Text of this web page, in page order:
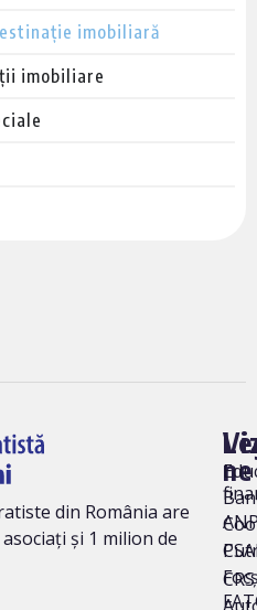
imobiliară
imobiliare
din România are
și 1 milion de
ne